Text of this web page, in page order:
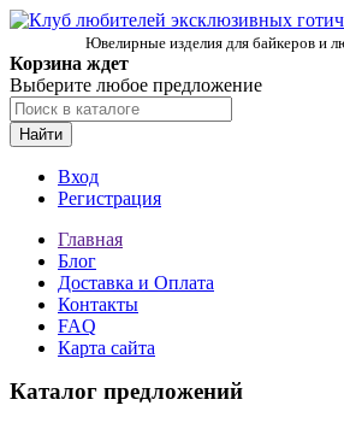
Ювелирные изделия для байкеров и
Корзина ждет
Выберите любое предложение
Найти
Вход
Регистрация
Главная
Блог
Доставка и Оплата
Контакты
FAQ
Карта сайта
Каталог предложений